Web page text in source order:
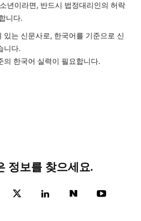
년이라면, 반드시 법정대리인의 허락
니다.
있는 신문사로, 한국어를 기준으로 신
니다.
의 한국어 실력이 필요합니다.
정보를 찾으세요.